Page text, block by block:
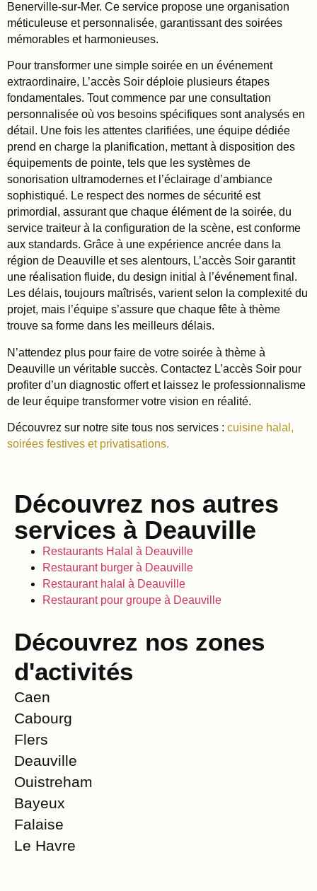
Benerville-sur-Mer. Ce service propose une organisation
méticuleuse et personnalisée, garantissant des soirées
mémorables et harmonieuses.
Pour transformer une simple soirée en un événement
extraordinaire, L’accès Soir déploie plusieurs étapes
fondamentales. Tout commence par une consultation
personnalisée où vos besoins spécifiques sont analysés en
détail. Une fois les attentes clarifiées, une équipe dédiée
prend en charge la planification, mettant à disposition des
équipements de pointe, tels que les systèmes de
sonorisation ultramodernes et l’éclairage d’ambiance
sophistiqué. Le respect des normes de sécurité est
primordial, assurant que chaque élément de la soirée, du
service traiteur à la configuration de la scène, est conforme
aux standards. Grâce à une expérience ancrée dans la
région de Deauville et ses alentours, L’accès Soir garantit
une réalisation fluide, du design initial à l’événement final.
Les délais, toujours maîtrisés, varient selon la complexité du
projet, mais l’équipe s’assure que chaque fête à thème
trouve sa forme dans les meilleurs délais.
N’attendez plus pour faire de votre soirée à thème à
Deauville un véritable succès. Contactez L’accès Soir pour
profiter d’un diagnostic offert et laissez le professionnalisme
de leur équipe transformer votre vision en réalité.
Découvrez sur notre site tous nos services : cuisine halal,
soirées festives et privatisations.
Découvrez nos autres
services à Deauville
Restaurants Halal à Deauville
Restaurant burger à Deauville
Restaurant halal à Deauville
Restaurant pour groupe à Deauville
Découvrez nos zones
d'activités
Caen
Cabourg
Flers
Deauville
Ouistreham
Bayeux
Falaise
Le Havre